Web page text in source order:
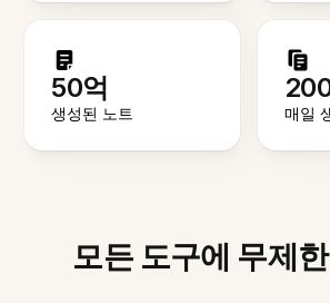
50억
생성된 노트 매일
모든 도구에 무제